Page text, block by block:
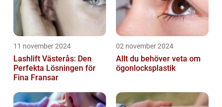
11 november 2024
Lashlift Västerås: Den
Perfekta Lösningen för
Fina Fransar
02 november 2024
Allt du behöver veta om
ögonlocksplastik